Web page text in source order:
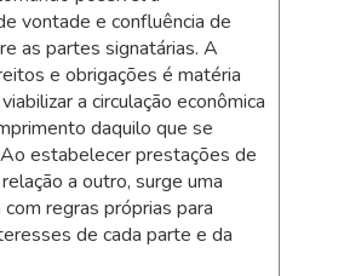
vontade e confluência de
as partes signatárias. A
e obrigações é matéria
a circulação econômica
daquilo que se
estabelecer prestações de
a outro, surge uma
regras próprias para
de cada parte e da